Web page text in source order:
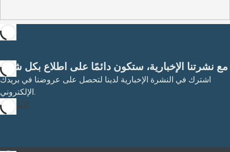
مع نشرتنا الإخبارية، ستكون دائمًا على اطلاع بكل شيء
اشترك في النشرة الإخبارية لدينا لتحصل على عروضنا في بريدك
الإلكتروني.
الاشتراك